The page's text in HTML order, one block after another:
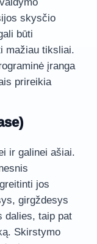
skysčio
būti
mažiau tiksliai.
įranga
prireikia
ir galinei ašiai.
jos
girgždesys
dalies, taip pat
Skirstymo